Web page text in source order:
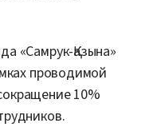
«Самрук-Қазына»
проводимой
10%